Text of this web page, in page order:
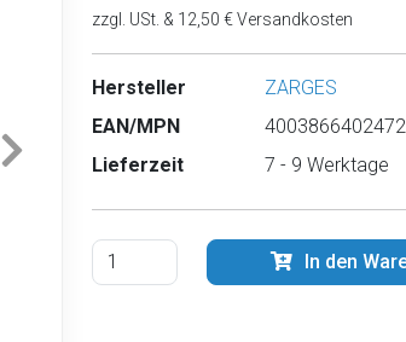
zzgl. USt. & 12,50 € Versandkosten
Hersteller
ZARGES
EAN/MPN
Lieferzeit
7 - 9 Werktage
In den